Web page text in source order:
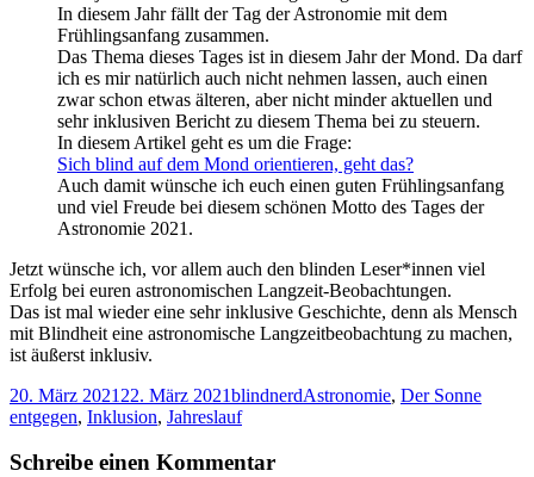
In diesem Jahr fällt der Tag der Astronomie mit dem
Frühlingsanfang zusammen.
Das Thema dieses Tages ist in diesem Jahr der Mond. Da darf
ich es mir natürlich auch nicht nehmen lassen, auch einen
zwar schon etwas älteren, aber nicht minder aktuellen und
sehr inklusiven Bericht zu diesem Thema bei zu steuern.
In diesem Artikel geht es um die Frage:
Sich blind auf dem Mond orientieren, geht das?
Auch damit wünsche ich euch einen guten Frühlingsanfang
und viel Freude bei diesem schönen Motto des Tages der
Astronomie 2021.
Jetzt wünsche ich, vor allem auch den blinden Leser*innen viel
Erfolg bei euren astronomischen Langzeit-Beobachtungen.
Das ist mal wieder eine sehr inklusive Geschichte, denn als Mensch
mit Blindheit eine astronomische Langzeitbeobachtung zu machen,
ist äußerst inklusiv.
Veröffentlicht
am
20. März 2021 22. März 2021Autor
blindnerdKategorien
Astronomie, Der Sonne
entgegen, Inklusion, Jahreslauf
Schreibe einen Kommentar